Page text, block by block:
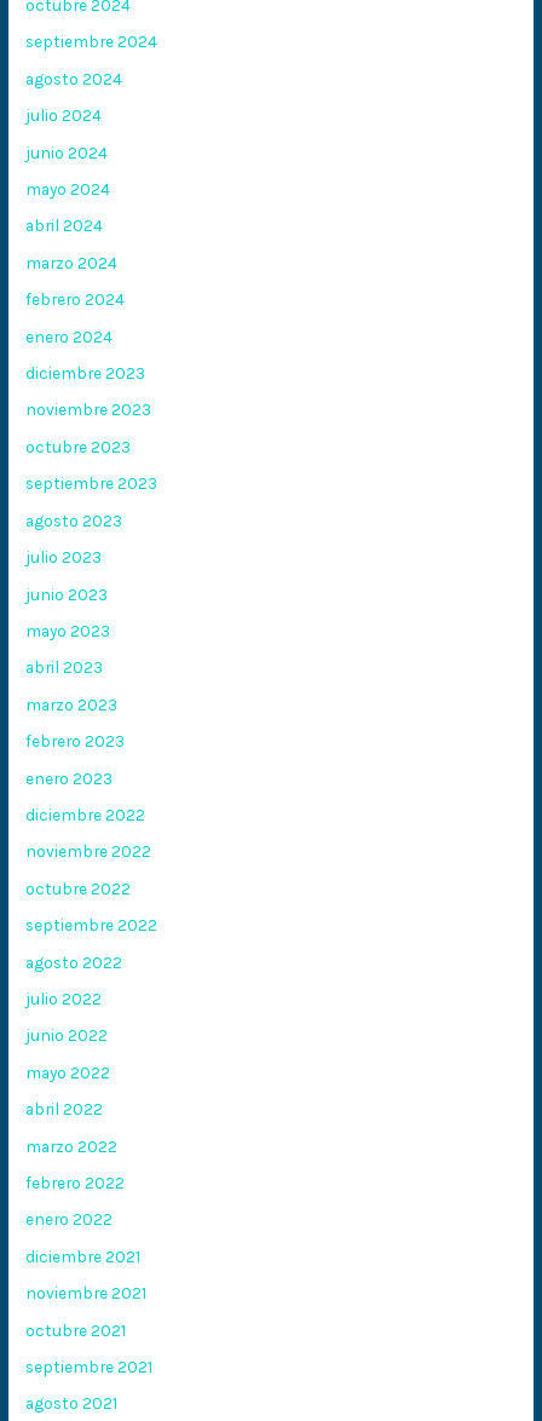
octubre 2024
septiembre 2024
agosto 2024
julio 2024
junio 2024
mayo 2024
abril 2024
marzo 2024
febrero 2024
enero 2024
diciembre 2023
noviembre 2023
octubre 2023
septiembre 2023
agosto 2023
julio 2023
junio 2023
mayo 2023
abril 2023
marzo 2023
febrero 2023
enero 2023
diciembre 2022
noviembre 2022
octubre 2022
septiembre 2022
agosto 2022
julio 2022
junio 2022
mayo 2022
abril 2022
marzo 2022
febrero 2022
enero 2022
diciembre 2021
noviembre 2021
octubre 2021
septiembre 2021
agosto 2021